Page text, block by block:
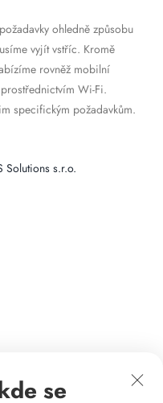
ohledně způsobu
vyjít vstříc. Kromě
rovněž mobilní
Wi-Fi.
specifickým požadavkům.
Solutions s.r.o.
se